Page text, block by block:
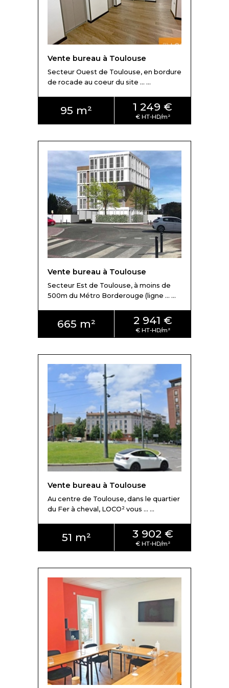
Toulouse, et selon l'état et les prestations de la surface
tertiaire, on oscille sur des valeurs comprises entre2000
€ à 4300 €/m²
Vente bureau à Toulouse
Secteur Ouest de Toulouse, en bordure
de rocade au coeur du site ... ...
95 m² 1 249 €
Vente bureau à Toulouse
Secteur Est de Toulouse, à moins de
500m du Métro Borderouge (ligne ... ...
665 m² 2 941 €
Vente bureau à Toulouse
Au centre de Toulouse, dans le quartier
du Fer à cheval, LOCO² vous ... ...
51 m² 3 902 €